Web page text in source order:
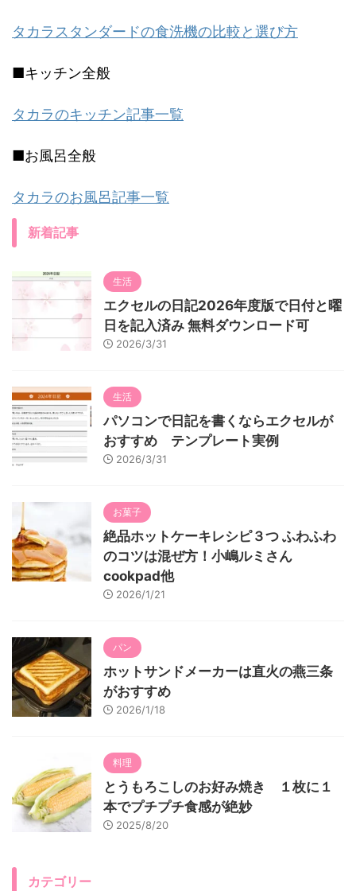
タカラスタンダードの食洗機の比較と選び方
■キッチン全般
タカラのキッチン記事一覧
■お風呂全般
タカラのお風呂記事一覧
新着記事
生活
エクセルの日記2026年度版で日付と曜
日を記入済み 無料ダウンロード可
2026/3/31
生活
パソコンで日記を書くならエクセルが
おすすめ テンプレート実例
2026/3/31
お菓子
絶品ホットケーキレシピ３つ ふわふわ
のコツは混ぜ方！小嶋ルミさん
cookpad他
2026/1/21
パン
ホットサンドメーカーは直火の燕三条
がおすすめ
2026/1/18
料理
とうもろこしのお好み焼き １枚に１
本でプチプチ食感が絶妙
2025/8/20
カテゴリー